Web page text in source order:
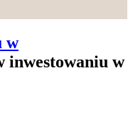
w
inwestowaniu w